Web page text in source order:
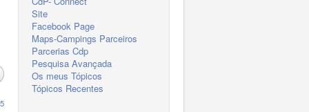
Site
Facebook Page
Maps-Campings Parceiros
Parcerias Cdp
Pesquisa Avançada
Os meus Tópicos
Tópicos Recentes